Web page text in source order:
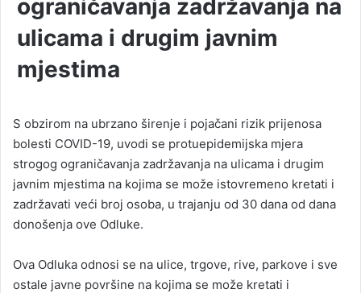
ograničavanja zadržavanja na
ulicama i drugim javnim
mjestima
S obzirom na ubrzano širenje i pojačani rizik prijenosa
bolesti COVID-19, uvodi se protuepidemijska mjera
strogog ograničavanja zadržavanja na ulicama i drugim
javnim mjestima na kojima se može istovremeno kretati i
zadržavati veći broj osoba, u trajanju od 30 dana od dana
donošenja ove Odluke.
Ova Odluka odnosi se na ulice, trgove, rive, parkove i sve
ostale javne površine na kojima se može kretati i